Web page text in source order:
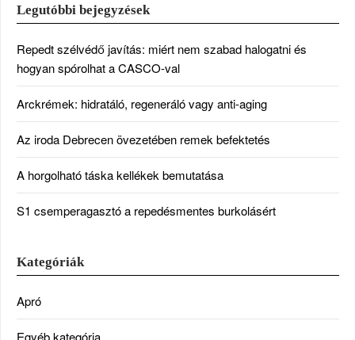
Legutóbbi bejegyzések
Repedt szélvédő javítás: miért nem szabad halogatni és
hogyan spórolhat a CASCO-val
Arckrémek: hidratáló, regeneráló vagy anti-aging
Az iroda Debrecen övezetében remek befektetés
A horgolható táska kellékek bemutatása
S1 csemperagasztó a repedésmentes burkolásért
Kategóriák
Apró